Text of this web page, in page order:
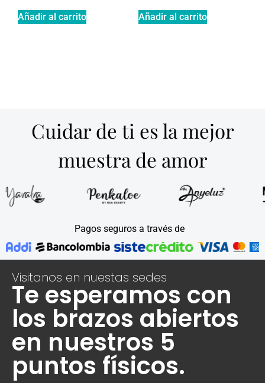
Añadir al carrito Añadir al carrito
Cuidar de ti es la mejor
muestra de amor
Pagos seguros a través de
Visitanos en nuestas sedes
Te esperamos con
los brazos abiertos
en nuestros 5
puntos físicos.